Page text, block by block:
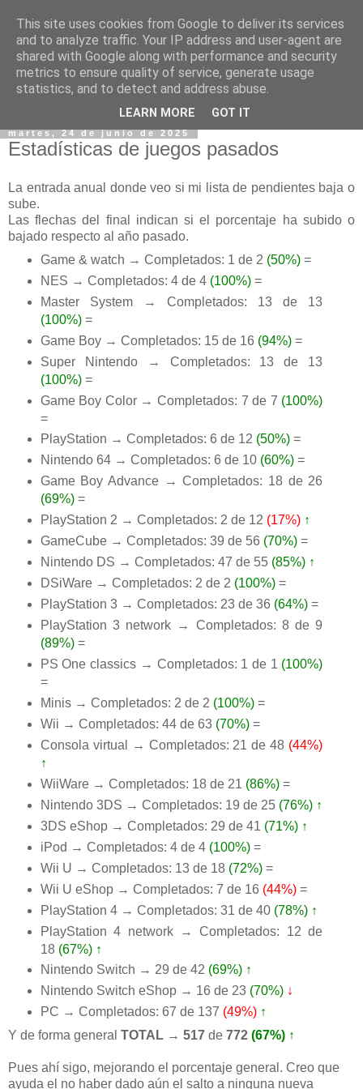
martes, 24 de junio de 2025
Estadísticas de juegos pasados
La entrada anual donde veo si mi lista de pendientes baja o
sube.
Las flechas del final indican si el porcentaje ha subido o
bajado respecto al año pasado.
Game & watch → Completados: 1 de 2 (50%)=
NES → Completados: 4 de 4 (100%)=
Master System → Completados: 13 de 13
(100%)=
Game Boy → Completados: 15 de 16 (94%)=
Super Nintendo → Completados: 13 de 13
(100%)=
Game Boy Color → Completados: 7 de 7 (100%)
=
PlayStation → Completados: 6 de 12 (50%)=
Nintendo 64 → Completados: 6 de 10 (60%)=
Game Boy Advance → Completados: 18 de 26
(69%)=
PlayStation 2 → Completados: 2 de 12 (17%) ↑
GameCube → Completados: 39 de 56 (70%)=
Nintendo DS → Completados: 47 de 55 (85%) ↑
DSiWare → Completados: 2 de 2 (100%)=
PlayStation 3 → Completados: 23 de 36 (64%)=
PlayStation 3 network → Completados: 8 de 9
(89%)=
PS One classics → Completados: 1 de 1 (100%)
=
Minis → Completados: 2 de 2 (100%)=
Wii → Completados: 44 de 63 (70%)=
Consola virtual → Completados: 21 de 48 (44%)
↑
WiiWare → Completados: 18 de 21 (86%)=
Nintendo 3DS → Completados: 19 de 25 (76%) ↑
3DS eShop → Completados: 29 de 41 (71%) ↑
iPod → Completados: 4 de 4 (100%)=
Wii U → Completados: 13 de 18 (72%)=
Wii U eShop → Completados: 7 de 16 (44%)=
PlayStation 4 → Completados: 31 de 40 (78%) ↑
PlayStation 4 network → Completados: 12 de
18 (67%) ↑
Nintendo Switch → 29 de 42 (69%) ↑
Nintendo Switch eShop → 16 de 23 (70%) ↓
PC → Completados: 67 de 137 (49%) ↑
Y de forma general TOTAL → 517 de 772 (67%) ↑
Pues ahí sigo, mejorando el porcentaje general. Creo que
ayuda el no haber dado aún el salto a ninguna nueva
This site uses cookies from Google to deliver its services
and to analyze traffic. Your IP address and user-agent are
shared with Google along with performance and security
metrics to ensure quality of service, generate usage
statistics, and to detect and address abuse.
LEARN MORE GOT IT